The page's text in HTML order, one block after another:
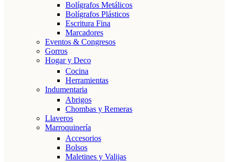
Bolígrafos Metálicos
Bolígrafos Plásticos
Escritura Fina
Marcadores
Eventos & Congresos
Gorros
Hogar y Deco
Cocina
Herramientas
Indumentaria
Abrigos
Chombas y Remeras
Llaveros
Marroquinería
Accesorios
Bolsos
Maletines y Valijas